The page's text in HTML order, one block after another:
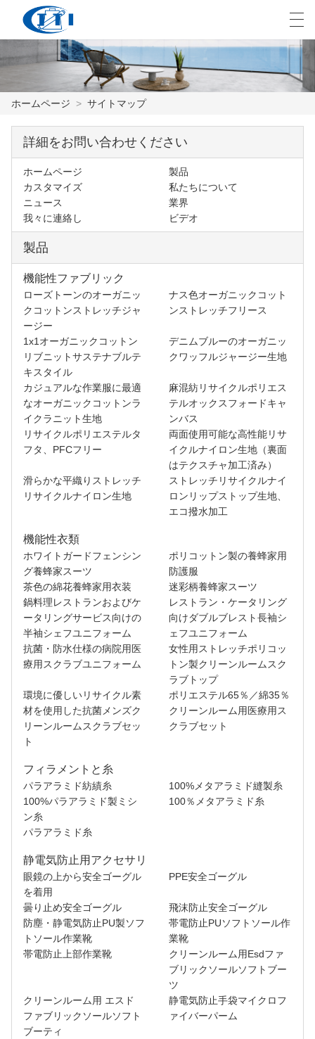
ホームページ
製品
カスタマイズ
私たちについて
ニュース
業界
我々に連絡し
ビデオ
العربية česky Deutsch
ホームページ > サイトマップ
詳細をお問い合わせください
ホームページ
製品
カスタマイズ
私たちについて
ニュース
業界
我々に連絡し
ビデオ
製品
機能性ファブリック
ローズトーンのオーガニッ
クコットンストレッチジャ
ージー
ナス色オーガニックコット
ンストレッチフリース
1x1オーガニックコットン
リブニットサステナブルテ
キスタイル
デニムブルーのオーガニッ
クワッフルジャージー生地
カジュアルな作業服に最適
なオーガニックコットンラ
イクラニット生地
麻混紡リサイクルポリエス
テルオックスフォードキャ
ンバス
リサイクルポリエステルタ
フタ、PFCフリー
両面使用可能な高性能リサ
イクルナイロン生地（裏面
はテクスチャ加工済み）
滑らかな平織りストレッチ
リサイクルナイロン生地
ストレッチリサイクルナイ
ロンリップストップ生地、
エコ撥水加工
機能性衣類
ホワイトガードフェンシン
グ養蜂家スーツ
ポリコットン製の養蜂家用
防護服
茶色の綿花養蜂家用衣装
迷彩柄養蜂家スーツ
鍋料理レストランおよびケ
ータリングサービス向けの
半袖シェフユニフォーム
レストラン・ケータリング
向けダブルブレスト長袖シ
ェフユニフォーム
抗菌・防水仕様の病院用医
療用スクラブユニフォーム
女性用ストレッチポリコッ
トン製クリーンルームスク
ラブトップ
環境に優しいリサイクル素
材を使用した抗菌メンズク
リーンルームスクラブセッ
ト
ポリエステル65％／綿35％
クリーンルーム用医療用ス
クラブセット
フィラメントと糸
パラアラミド紡績糸
100%メタアラミド縫製糸
100%パラアラミド製ミシ
ン糸
100％メタアラミド糸
パラアラミド糸
静電気防止用アクセサリ
眼鏡の上から安全ゴーグル
を着用
PPE安全ゴーグル
曇り止め安全ゴーグル
飛沫防止安全ゴーグル
防塵・静電気防止PU製ソフ
トソール作業靴
帯電防止PUソフトソール作
業靴
帯電防止上部作業靴
クリーンルーム用Esdファ
ブリックソールソフトブー
ツ
クリーンルーム用 エスド
ファブリックソールソフト
ブーティ
静電気防止手袋マイクロフ
ァイバーパーム